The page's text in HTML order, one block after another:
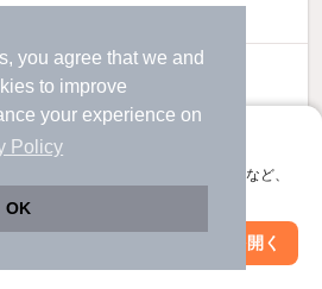
you agree that we and
to improve
your experience on
Policy
OK
、サクサクお部屋探し
使える。マップ検索やお気に入り保存など、
アプリを開く
円）
礼 不要
い合わせ
絞り込み条件を変更